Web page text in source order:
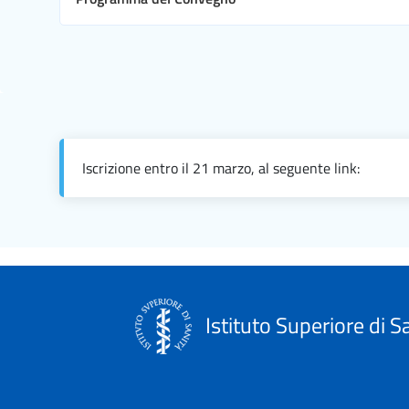
Iscrizione entro il 21 marzo, al seguente link:
Istituto Superiore di